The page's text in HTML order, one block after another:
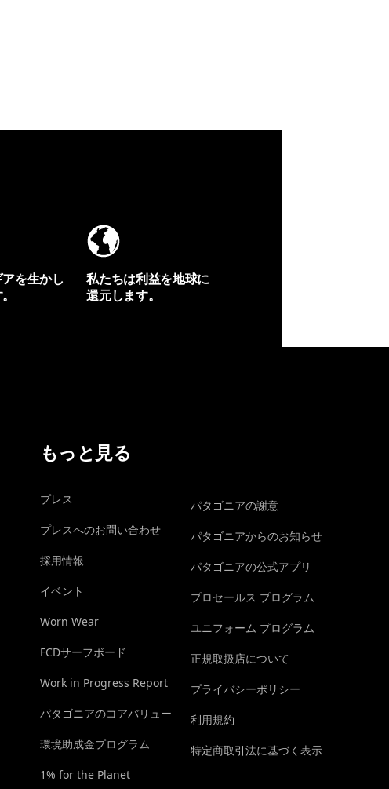
を生かし
私たちは利益を地球に
還元します。
もっと見る
プレス
プレスへのお問い合わせ
採用情報
イベント
Worn Wear
FCDサーフボード
Work in Progress Report
パタゴニアのコアバリュー
環境助成金プログラム
1% for the Planet
パタゴニアの謝意
パタゴニアからのお知らせ
パタゴニアの公式アプリ
プロセールス プログラム
ユニフォーム プログラム
正規取扱店について
プライバシーポリシー
利用規約
特定商取引法に基づく表示